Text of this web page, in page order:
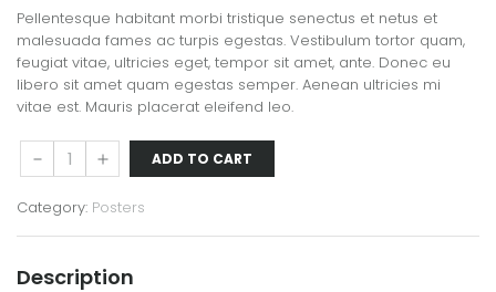
was:
$15.00.
is:
$12.00.
Pellentesque habitant morbi tristique senectus et netus et
malesuada fames ac turpis egestas. Vestibulum tortor quam,
feugiat vitae, ultricies eget, tempor sit amet, ante. Donec eu
libero sit amet quam egestas semper. Aenean ultricies mi
vitae est. Mauris placerat eleifend leo.
Premium
Quality
quantity
Up
Down ADD TO CART
Category: Posters
Description